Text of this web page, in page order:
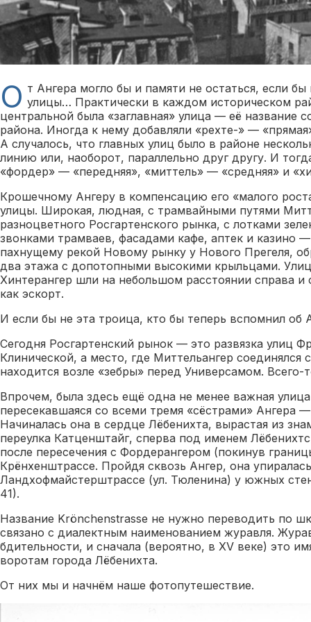
О т Ангера могло бы и памяти не остаться, если бы
улицы… Практически в каждом историческом
центральной была «заглавная» улица — её название
района. Иногда к нему добавляли «рехте-» —
А случалось, что главных улиц было в районе
линию или, наоборот, параллельно друг другу. И
«фордер» — «передняя», «миттель» — «средняя» и
Крошечному Ангеру в компенсацию его «малого
улицы. Широкая, людная, с трамвайными путями
разноцветного Росгартенского рынка, с лотками
звонками трамваев, фасадами кафе, аптек и казино
пахнущему рекой Новому рынку у Нового Прегеля,
два этажа с допотопными высокими крыльцами.
Хинтерангер шли на небольшом расстоянии справа и
как эскорт.
И если бы не эта троица, кто бы теперь вспомнил об
Сегодня Росгартенский рынок — это развязка улиц
Клинической, а место, где Миттельангер
находится возле «зебры» перед Универсамом. Всего-
Впрочем, была здесь ещё одна не менее важная
пересекавшаяся со всеми тремя «сёстрами» Ангера
Начиналась она в сердце Лёбенихта, вырастая из
переулка Катценштайг, сперва под именем
после пересечения с Фордерангером (покинув
Крёнхенштрассе. Пройдя сквозь Ангер, она
Ландхофмайстерштрассе (ул. Тюленина) у южных
41).
Название Krönchenstrasse не нужно переводить по
связано с диалектным наименованием журавля.
бдительности, и сначала (вероятно, в XV веке) это
воротам города Лёбенихта.
От них мы и начнём наше фотопутешествие.